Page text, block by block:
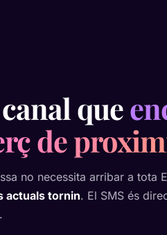
que
de
no necessita arribar a tota
actuals tornin. El SMS és